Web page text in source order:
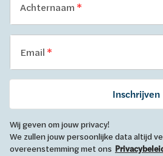
Achternaam
Email
Inschrijven
Wij geven om jouw privacy!
We zullen jouw persoonlijke data altijd
overeenstemming met ons